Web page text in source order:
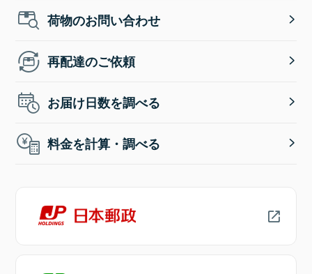
荷物のお問い合わせ
再配達のご依頼
お届け日数を調べる
料金を計算・調べる